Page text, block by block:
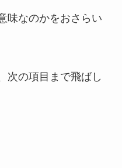
味なのかをおさらい
次の項目まで飛ばし